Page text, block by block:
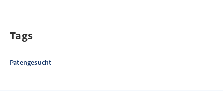
Tags
Patengesucht